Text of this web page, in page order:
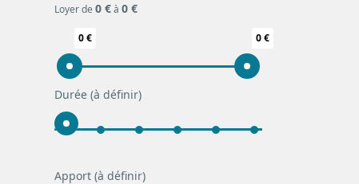
Loyer de 0 €à 0 €
0 € 0 €
Durée (à définir)
Apport (à définir)